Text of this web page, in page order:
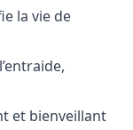
la vie de
et bienveillant